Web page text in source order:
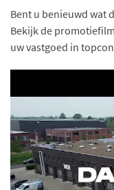
Bent u benieuwd wat
Bekijk de
uw vastgoed in